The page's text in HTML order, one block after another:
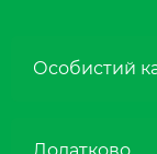
Особистий